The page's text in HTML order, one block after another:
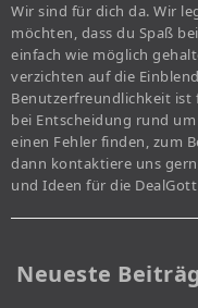
Wir sind für dich da. Wir
möchten, dass du Spaß
einfach wie möglich
verzichten auf die
Benutzerfreundlichkeit ist
bei Entscheidung rund
einen Fehler finden, zum
dann kontaktiere uns
und Ideen für die
Neueste